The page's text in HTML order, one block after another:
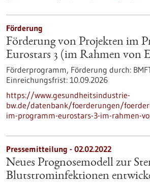
Förderung
Förderung von Projekten im
Eurostars 3 (im Rahmen von
Förderprogramm, Förderung durch:
Einreichungsfrist: 10.09.2026
https://www.gesundheitsindustrie-
bw.de/datenbank/foerderungen/
im-programm-eurostars-3-im-rahmen-
Pressemitteilung - 02.02.2022
Neues Prognosemodell zur
Blutstrominfektionen